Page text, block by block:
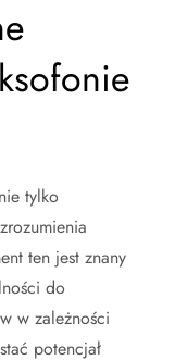
tylko
ten jest znany
do
w zależności
potencjał